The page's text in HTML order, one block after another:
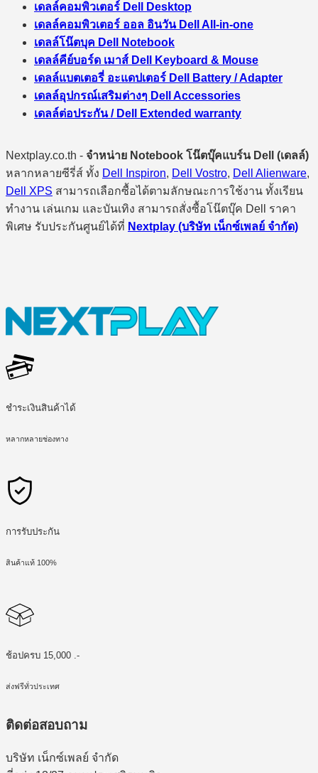
เดลล์คอมพิวเตอร์ Dell Desktop
เดลล์คอมพิวเตอร์ ออล อินวัน Dell All-in-one
เดลล์โน๊ตบุค Dell Notebook
เดลล์คีย์บอร์ด เมาส์ Dell Keyboard & Mouse
เดลล์แบตเตอรี่ อะแดปเตอร์ Dell Battery / Adapter
เดลล์อุปกรณ์เสริมต่างๆ Dell Accessories
เดลล์ต่อประกัน / Dell Extended warranty
Nextplay.co.th - จำหน่าย Notebook โน๊ตบุ๊คแบร์น Dell (เดลล์)
หลากหลายซีรี่ส์ ทั้ง Dell Inspiron, Dell Vostro, Dell Alienware,
Dell XPS สามารถเลือกซื้อได้ตามลักษณะการใช้งาน ทั้งเรียน
ทำงาน เล่นเกม และบันเทิง สามารถสั่งซื้อโน๊ตบุ๊ค Dell ราคา
พิเศษ รับประกันศูนย์ได้ที่ Nextplay (บริษัท เน็กซ์เพลย์ จำกัด)
ชำระเงินสินค้าได้
หลากหลายช่องทาง
การรับประกัน
สินค้าแท้ 100%
ช้อปครบ 15,000 .-
ส่งฟรีทั่วประเทศ
ติดต่อสอบถาม
บริษัท เน็กซ์เพลย์ จำกัด